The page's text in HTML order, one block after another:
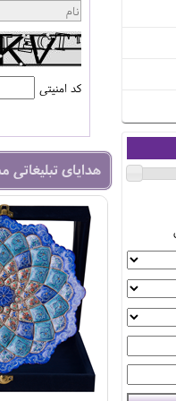
کد امنیتی
هدایای تبلیغاتی